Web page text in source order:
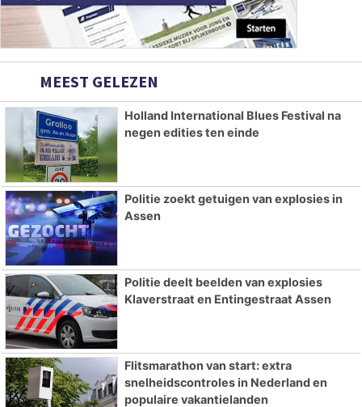
MEEST GELEZEN
Holland International Blues Festival na
negen edities ten einde
Politie zoekt getuigen van explosies in
Assen
Politie deelt beelden van explosies
Klaverstraat en Entingestraat Assen
Flitsmarathon van start: extra
snelheidscontroles in Nederland en
populaire vakantielanden